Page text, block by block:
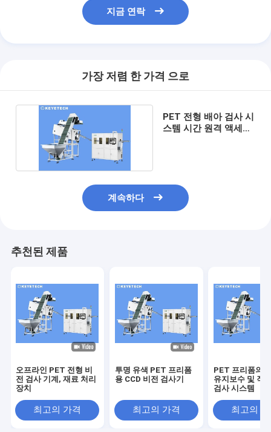
지금 연락
가장 저렴 한 가격 으로
PET 전형 배아 검사 시
스템 시간 원격 액세스
계속하다
추천된 제품
오프라인 PET 전형 비
전 검사 기계, 재료 처리
장치
최고의 가격
투명 유색 PET 프리폼
용 CCD 비전 검사기
최고의 가격
PET 프리폼의
유지보수 및 작
검사 시스템
최고의